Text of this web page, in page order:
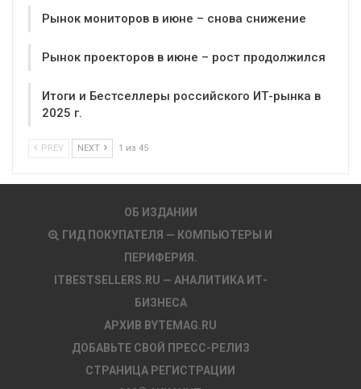
Рынок мониторов в июне – снова снижение
Рынок проекторов в июне – рост продолжился
Итоги и Бестселлеры российского ИТ-рынка в
2025 г.
PREV NEXT 1 из 45
ОБ ИЗДАНИИ
ГИД ПОКУПАТЕЛЯ — КОМПЬЮТЕРЫ И
ПЕРИФЕРИЯ.
ITBESTSELLERS.RU — АНАЛИТИКА ИТ-
БИЗНЕСА
АРХИВ BYTEMAG.RU
ДОБАВЬТЕ СВОЙ ПРЕСС-РЕЛИЗ
СТРАНИЦА РЕГИСТРАЦИИ